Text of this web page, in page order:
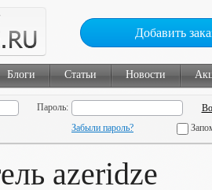
Добавить
Блоги Статьи Новости
Пароль:
Забыли пароль?
azeridze